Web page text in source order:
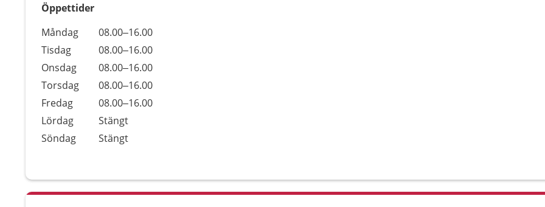
Öppettider
Dag
Öppettider
Kommentarer
Måndag
08.00–16.00
Tisdag
08.00–16.00
Onsdag
08.00–16.00
Torsdag
08.00–16.00
Fredag
08.00–16.00
Lördag
Stängt
Söndag
Stängt